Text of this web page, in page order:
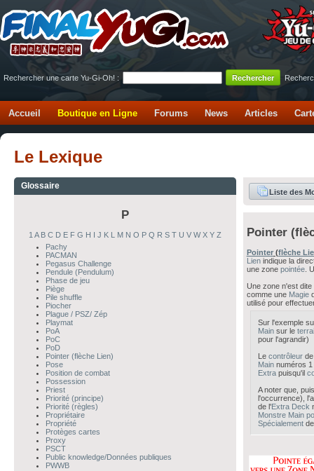
Rechercher une carte Yu-Gi-Oh! :
Accueil Boutique en Ligne Forums News Articles
Le Lexique
Glossaire
P
1 A B C D E F G H J K M N O P Q R S T U V W X Y Z
Pachy
PACMAN
Pegasus Challenge
Pendule (Pendulum)
Phase de jeu
Piège
Pile shuffle
Piocher
Plague / PSZ/ Zép
Playmat
PoA
PoC
PoD
Pointer (flèche Lien)
Pose
Position de combat
Possession
Priest
Priorité (principe)
Priorité (règles)
Propriétaire
Propriété
Protèges cartes
Proxy
PSCT
Public knowledge/Données publiques
PWWB
Liste des
Pointer
Pointer(flèche
Lienindique la
une zone pointée.
Une zone n'est dite
comme une Magie
utilisé pour
Sur l'exemple
Mainsur le
pour l'agrandir)
Le contrôleur
Mainnuméros 1
Extrapuisqu'il
A noter que,
l'occurrence),
de l'Extra Deck
Monstre Main
Spécialement